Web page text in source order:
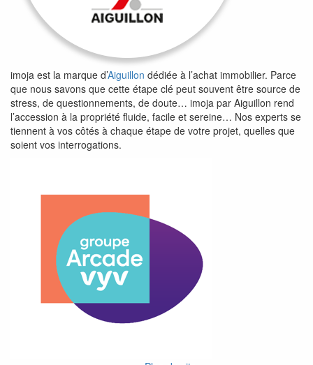
imoja est la marque d’Aiguillon dédiée à l’achat immobilier. Parce
que nous savons que cette étape clé peut souvent être source de
stress, de questionnements, de doute… imoja par Aiguillon rend
l’accession à la propriété fluide, facile et sereine… Nos experts se
tiennent à vos côtés à chaque étape de votre projet, quelles que
soient vos interrogations.